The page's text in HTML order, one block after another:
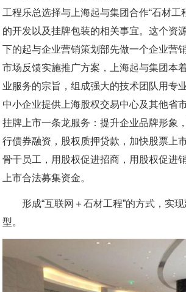
工程乐总选择与上海起与集团合作“石材工
的开发以及挂牌包装的相关事宜。这个资
下的起与企业营销策划部先做一个企业营
市场反馈实施推广方案，上海起与集团本
业服务的宗旨，组成强大的技术团队用专
中小企业提供上海股权交易中心及其他省
挂牌上市一条龙服务：提升企业品牌形象
行债券融资，股权质押贷款，加快股票上
骨干员工，用股权促进招商，用股权促进
上市合法募集资金。
形成“互联网＋石材工程”的方式，实
型。